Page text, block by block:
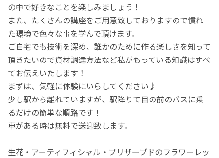
の中で好きなことを楽しみましょう！
また、たくさんの講座をご用意致しておりますので慣れ
た環境で色々な事を学んで頂けます。
ご自宅でも技術を深め、誰かのために作る楽しさを知って
頂きたいので資材調達方法など私がもっている知識はすべ
てお伝えいたします！
まずは、気軽に体験にいらしてください♪
少し駅から離れていますが、駅降りて目の前のバスに乗
るだけの簡単な順路です！
車がある時は無料で送迎致します。
生花・アーティフィシャル・プリザーブドのフラワーレッ